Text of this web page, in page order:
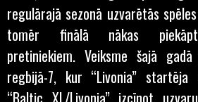
regulārajā sezonā uzvarētās
tomēr finālā nākas
pretiniekiem. Veiksme šajā
regbijā-7, kur “Livonia”